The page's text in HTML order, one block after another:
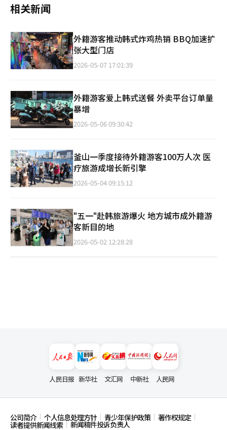
相关新闻
外籍游客推动韩式炸鸡热销 BBQ加速扩
张大型门店
2026-05-07 17:01:39
外籍游客爱上韩式送餐 外卖平台订单量
暴增
2026-05-06 09:30:42
釜山一季度接待外籍游客100万人次 医
疗旅游成增长新引擎
2026-05-04 09:15:12
"五一"赴韩旅游爆火 地方城市成外籍游
客新目的地
2026-05-02 12:28:28
人民日报 新华社 文汇网 中新社 人民网
公司简介 个人信息处理方针 青少年保护政策 著作权规定
读者提供新闻线索
新闻稿件投诉负责人